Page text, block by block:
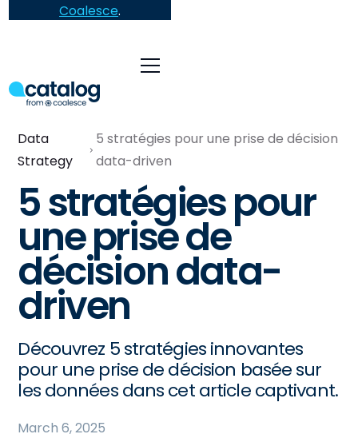
Coalesce.
Data
Strategy
5 stratégies pour une prise de décision
data-driven
5 stratégies pour
une prise de
décision data-
driven
Découvrez 5 stratégies innovantes
pour une prise de décision basée sur
les données dans cet article captivant.
March 6, 2025